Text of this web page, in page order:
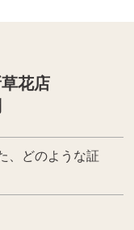
花店
、どのような証